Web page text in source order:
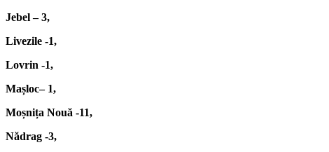
Jebel – 3,
Livezile -1,
Lovrin -1,
Mașloc– 1,
Moșnița Nouă -11,
Nădrag -3,